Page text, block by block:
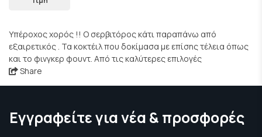
Υπέροχος χορός !! Ο σερβιτόρος κάτι παραπάνω από
εξαιρετικός . Τα κοκτέιλ που δοκίμασα με επίσης τέλεια όπως
και το φινγκερ φουντ. Από τις καλύτερες επιλογές
Share
Εγγραφείτε για νέα & προσφορές